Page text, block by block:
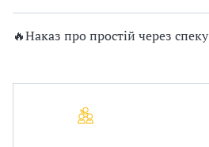
🔥Наказ про простій через спеку